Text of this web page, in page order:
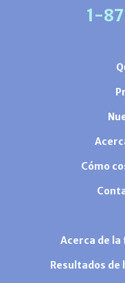
1-
Cómo
Acerca de
Resultados de